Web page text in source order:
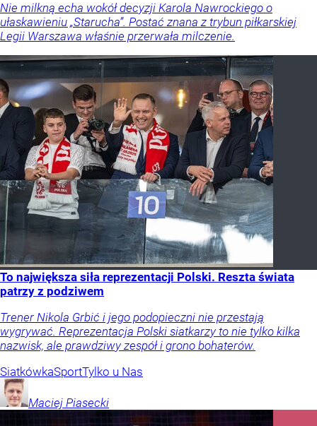
Nie milkną echa wokół decyzji Karola Nawrockiego o
ułaskawieniu „Starucha”. Postać znana z trybun piłkarskiej
Legii Warszawa właśnie przerwała milczenie.
To największa siła reprezentacji Polski. Reszta świata
patrzy z podziwem
Trener Nikola Grbić i jego podopieczni nie przestają
wygrywać. Reprezentacja Polski siatkarzy to nie tylko kilka
nazwisk, ale prawdziwy zespół i grono bohaterów.
SiatkówkaSportTylko u Nas
Maciej Piasecki